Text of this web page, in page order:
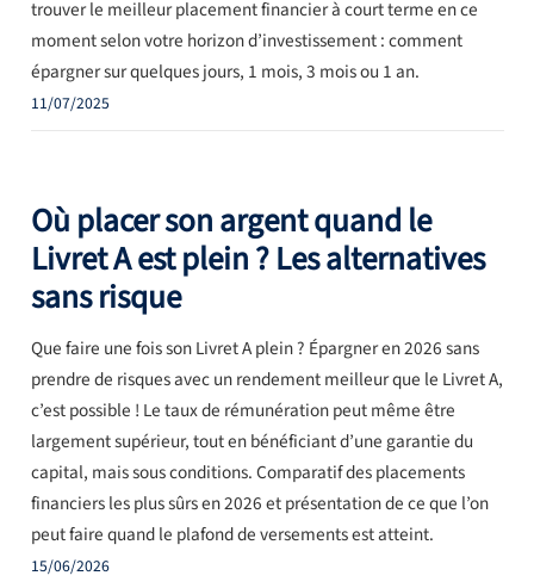
trouver le meilleur placement financier à court terme en ce
moment selon votre horizon d’investissement : comment
épargner sur quelques jours, 1 mois, 3 mois ou 1 an.
11/07/2025
Où placer son argent quand le
Livret A est plein ? Les alternatives
sans risque
Que faire une fois son Livret A plein ? Épargner en 2026 sans
prendre de risques avec un rendement meilleur que le Livret A,
c’est possible ! Le taux de rémunération peut même être
largement supérieur, tout en bénéficiant d’une garantie du
capital, mais sous conditions. Comparatif des placements
financiers les plus sûrs en 2026 et présentation de ce que l’on
peut faire quand le plafond de versements est atteint.
15/06/2026